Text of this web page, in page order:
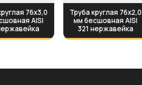
76х3,0
AISI
Труба круглая 76х2,0
мм бесшовная AISI
321 нержавейка